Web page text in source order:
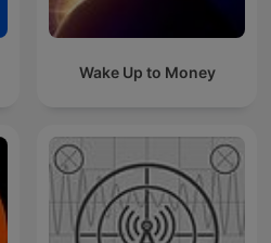
Wake Up to Money